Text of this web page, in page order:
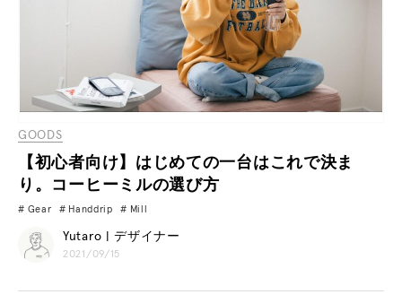
GOODS
【初心者向け】はじめての一台はこれで決ま
り。コーヒーミルの選び方
Gear Handdrip Mill
Yutaro | デザイナー
2021/09/15